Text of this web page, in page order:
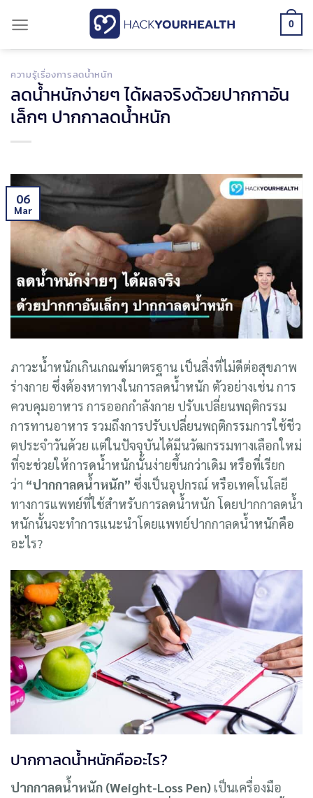
content
0
ความรู้เรื่องการลดน้ำหนัก
ลดน้ำหนักง่ายๆ ได้ผลจริงด้วยปากกาอัน
เล็กๆ ปากกาลดน้ำหนัก
06
Mar
ภาวะน้ำหนักเกินเกณฑ์มาตรฐาน เป็นสิ่งที่ไม่ดีต่อสุขภาพ
ร่างกาย ซึ่งต้องหาทางในการลดน้ำหนัก ตัวอย่างเช่น การ
ควบคุมอาหาร การออกกำลังกาย ปรับเปลี่ยนพฤติกรรม
การทานอาหาร รวมถึงการปรับเปลี่ยนพฤติกรรมการใช้ชีว
ตประจำวันด้วย แต่ในปัจจุบันได้มีนวัฒกรรมทางเลือกใหม่
ที่จะช่วยให้การดน้ำหนักนั้นง่ายขึ้นกว่าเดิม หรือที่เรียก
ว่า “ปากกาลดน้ำหนัก” ซึ่งเป็นอุปกรณ์ หรือเทคโนโลยี
ทางการแพทย์ที่ใช้สำหรับการลดน้ำหนัก โดยปากกาลดน้ำ
หนักนั้นจะทำการแนะนำโดยแพทย์ปากกาลดน้ำหนักคือ
อะไร?
ปากกาลดน้ำหนักคืออะไร?
ปากกาลดน้ำหนัก (Weight-Loss Pen) เป็นเครื่องมือ